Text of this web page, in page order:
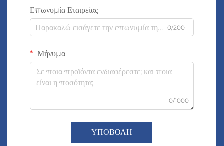
Επωνυμία Εταιρείας
0/200
Μήνυμα
0/1000
ΥΠΟΒΟΛΗ